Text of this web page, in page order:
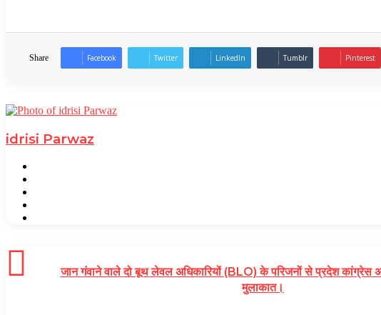
Share Facebook Twitter LinkedIn Tumblr Pinterest
idrisi Parwaz
जान गंवाने वाले दो बूथ लेवल अधिकारियों (BLO) के परिजनों से प्रदेश कांग्रेस
मुलाकात।